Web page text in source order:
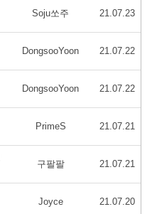
Soju쏘주 21.07.23
DongsooYoon 21.07.22
DongsooYoon 21.07.22
PrimeS 21.07.21
구팔팔 21.07.21
Joyce 21.07.20